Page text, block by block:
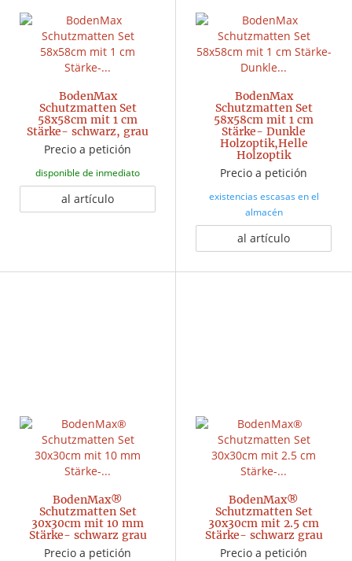
BodenMax
Schutzmatten Set
58x58cm mit 1 cm
Stärke- schwarz, grau
Precio a petición
disponible de inmediato
al artículo
BodenMax
Schutzmatten Set
58x58cm mit 1 cm
Stärke- Dunkle
Holzoptik,Helle
Holzoptik
Precio a petición
existencias escasas en el
almacén
al artículo
BodenMax®
Schutzmatten Set
30x30cm mit 10 mm
Stärke- schwarz grau
Precio a petición
BodenMax®
Schutzmatten Set
30x30cm mit 2.5 cm
Stärke- schwarz grau
Precio a petición